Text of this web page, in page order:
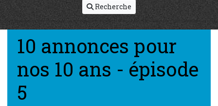
Recherche
10 annonces pour
nos 10 ans - épisode
5